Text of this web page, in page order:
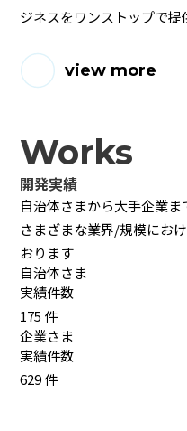
ジネスをワンストップで提
view more
Works
開発実績
自治体さまから大手企業ま
さまざまな業界/規模にお
おります
自治体さま
実績件数
175 件
企業さま
実績件数
629件